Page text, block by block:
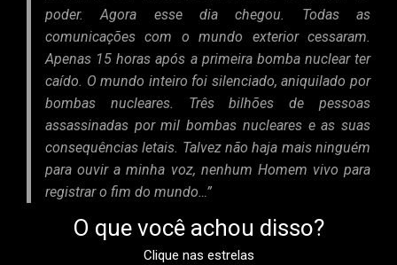
poder. Agora esse dia chegou. Todas as
comunicações com o mundo exterior cessaram.
Apenas 15 horas após a primeira bomba nuclear ter
caído. O mundo inteiro foi silenciado, aniquilado por
bombas nucleares. Três bilhões de pessoas
assassinadas por mil bombas nucleares e as suas
consequências letais. Talvez não haja mais ninguém
para ouvir a minha voz, nenhum Homem vivo para
registrar o fim do mundo…”
O que você achou disso?
Clique nas estrelas